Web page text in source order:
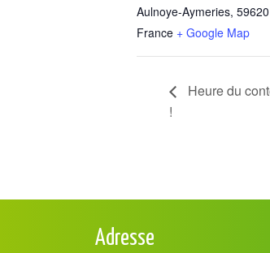
Aulnoye-Aymeries, 59620
France + Google Map
Heure du
!
Adresse